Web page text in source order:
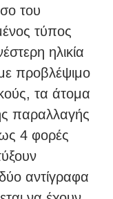
του
τύπος
ηλικία
προβλέψιμο
τα άτομα
παραλλαγής
4 φορές
αντίγραφα